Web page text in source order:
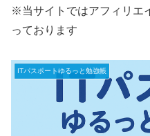
※当サイトではアフィリエ
っております
ITパスポートゆるっと勉強帳